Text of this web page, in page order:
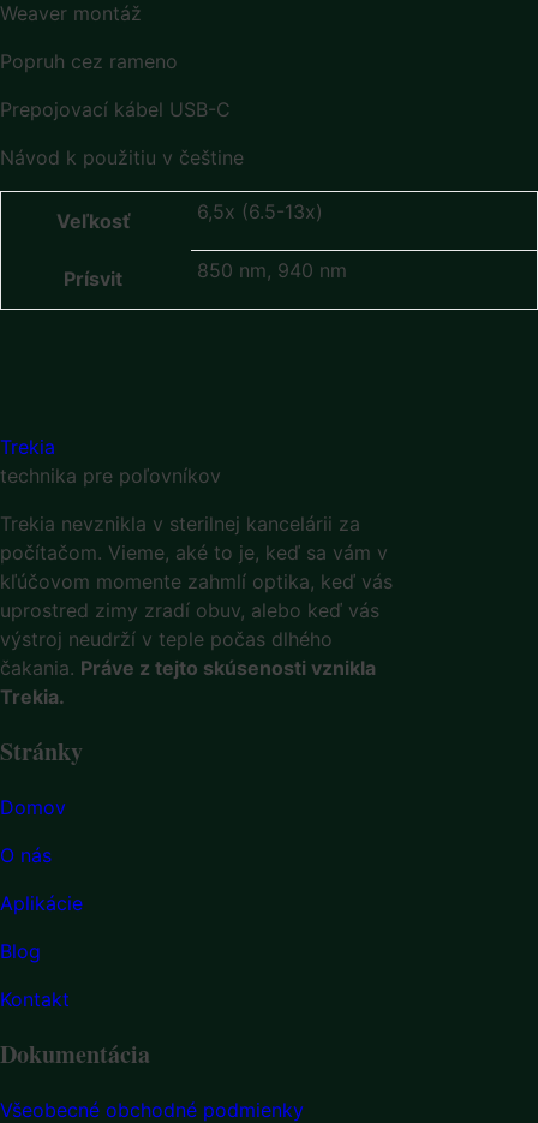
Weaver montáž
Popruh cez rameno
Prepojovací kábel USB-C
Návod k použitiu v češtine
Veľkosť 6,5x (6.5-13x)
Prísvit 850 nm, 940 nm
Trekia
technika pre poľovníkov
Trekia nevznikla v sterilnej kancelárii za
počítačom. Vieme, aké to je, keď sa vám v
kľúčovom momente zahmlí optika, keď vás
uprostred zimy zradí obuv, alebo keď vás
výstroj neudrží v teple počas dlhého
čakania. Práve z tejto skúsenosti vznikla
Trekia.
Stránky
Domov
O nás
Aplikácie
Blog
Kontakt
Dokumentácia
Všeobecné obchodné podmienky